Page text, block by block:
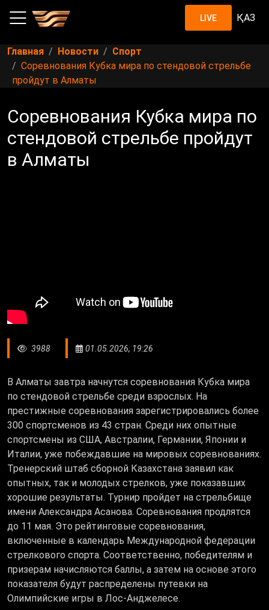
LIVE ҚАЗ
Главная Новости
Спорт
Соревнования Кубка мира по стендовой стрельбе
пройдут в Алматы
Соревнования Кубка мира по
стендовой стрельбе пройдут
в Алматы
3988 01.05.2026, 19:26
В Алматы завтра начнутся соревнования Кубка мира
по стендовой стрельбе среди взрослых. На
престижные соревнования зарегистрировались более
300 спортсменов из 43 стран. Среди них опытные
спортсмены из США, Австралии, Германии, Японии и
Италии, уже побеждавшие на мировых соревнованиях.
Тренерский штаб сборной Казахстана заявил как
опытных, так и молодых стрелков, уже показавших
хорошие результаты. Турнир пройдет на стрельбище
имени Александра Асанова. Соревнования продлятся
до 11 мая. Это рейтинговые соревнования,
включенные в календарь Международной федерации
стрелкового спорта. Соответственно, победителям и
призерам начисляются баллы, а затем на основе этого
показателя будут распределены путевки на
Олимпийские игры в Лос-Анджелесе.